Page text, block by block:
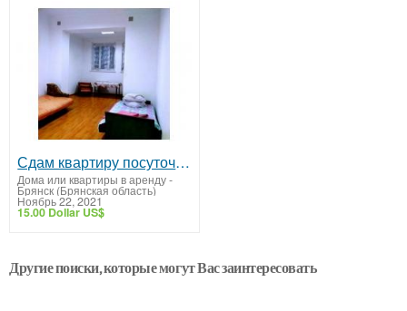
Сдам квартиру посуточно,на часы,на ночь г.Конотоп.
Дома или квартиры в аренду-
Брянск (Брянская область)
Ноябрь 22, 2021
15.00 Dollar US$
Другие поиски, которые могут Вас заинтересовать